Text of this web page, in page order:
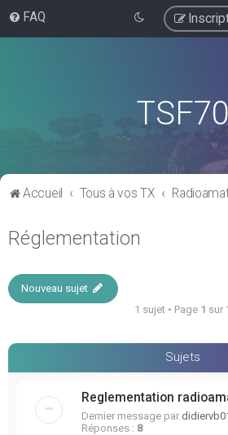
FAQ
TSF70
Accueil Tous à vos TX
Réglementation
Nouveau sujet
1 sujet • Page 1 sur
Sujets
Reglementation
Dernier message par
Réponses : 8